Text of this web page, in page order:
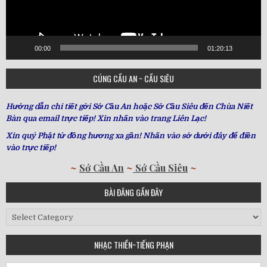
00:00 01:20:13
CÚNG CẦU AN ~ CẦU SIÊU
Hướng dẫn chi tiết gởi Sớ Cầu An hoặc Sớ Cầu Siêu đến Chùa Niết
Bàn qua email trực tiếp! Xin nhấn vào trang Liên Lạc!
Xin quý Phật tử đồng hương xa gần! Nhấn vào sớ dưới đây để điền
vào trực tiếp!
~ Sớ Cầu An ~ Sớ Cầu Siêu ~
BÀI ĐĂNG GẦN ĐÂY
Bài
Gần
NHẠC THIỀN~TIẾNG PHẠN